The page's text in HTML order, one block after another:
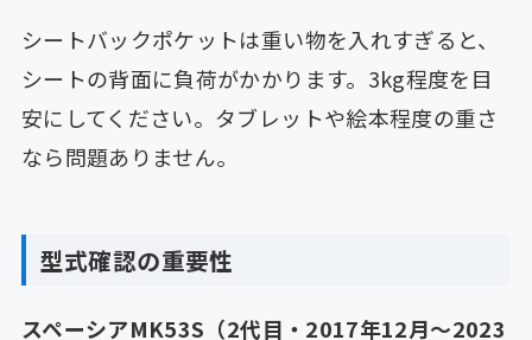
シートバックポケットは重い物を入れすぎると、
シートの背面に負荷がかかります。3kg程度を目
安にしてください。タブレットや絵本程度の重さ
なら問題ありません。
型式確認の重要性
スペーシアMK53S（2代目・2017年12月〜2023